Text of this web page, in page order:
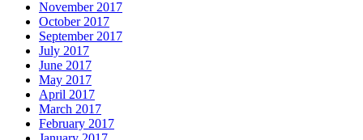
November 2017
October 2017
September 2017
July 2017
June 2017
May 2017
April 2017
March 2017
February 2017